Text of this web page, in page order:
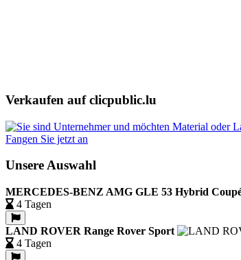
Verkaufen auf clicpublic.lu
Fangen Sie jetzt an
Unsere Auswahl
MERCEDES-BENZ AMG GLE 53 Hybrid
4 Tagen
LAND ROVER Range Rover Sport
4 Tagen